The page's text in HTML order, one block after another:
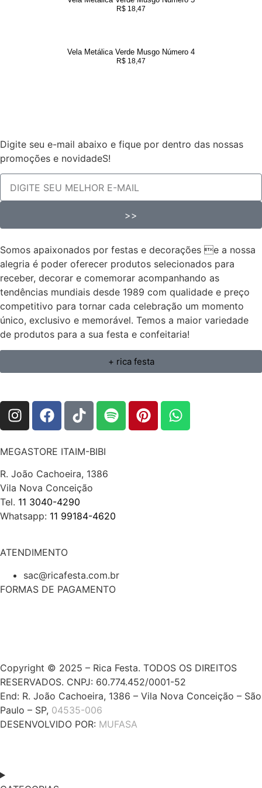
R$ 18,47
Vela Metálica Verde Musgo Número 4
R$ 18,47
Digite seu e-mail abaixo e fique por dentro das nossas
promoções e novidadeS!
>>
Somos apaixonados por festas e decorações e a nossa
alegria é poder oferecer produtos selecionados para
receber, decorar e comemorar acompanhando as
tendências mundiais desde 1989 com qualidade e preço
competitivo para tornar cada celebração um momento
único, exclusivo e memorável. Temos a maior variedade
de produtos para a sua festa e confeitaria!
+ rica festa
MEGASTORE ITAIM-BIBI
R. João Cachoeira, 1386
Vila Nova Conceição
Tel. 11 3040-4290
Whatsapp: 11 99184-4620
ATENDIMENTO
sac@ricafesta.com.br
FORMAS DE PAGAMENTO
Copyright © 2025 – Rica Festa. TODOS OS DIREITOS
RESERVADOS. CNPJ: 60.774.452/0001-52
End: R. João Cachoeira, 1386 – Vila Nova Conceição – São
Paulo – SP, 04535-006
DESENVOLVIDO POR: MUFASA